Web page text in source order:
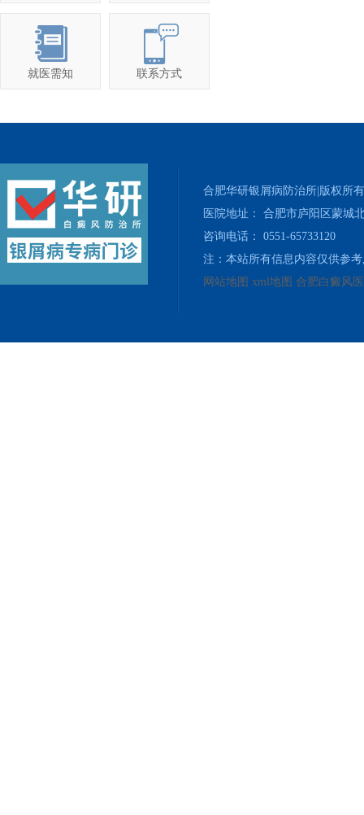
就医需知 联系方式
合肥华研银屑病防治所|版权所有
医院地址： 合肥市庐阳区蒙城
咨询电话： 0551-65733120
注：本站所有信息内容仅供参
网站地图 xml地图 合肥白癜风